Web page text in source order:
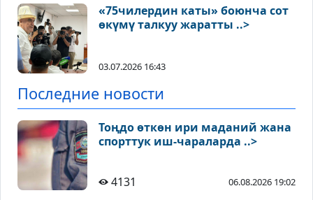
«75чилердин каты» боюнча сот
өкүмү талкуу жаратты ..>
03.07.2026 16:43
Последние новости
Тоңдо өткөн ири маданий жана
спорттук иш-чараларда ..>
4131 06.08.2026 19:02